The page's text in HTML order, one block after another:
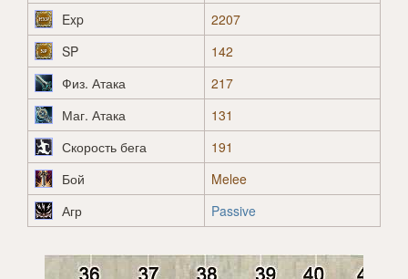
Exp
2207
SP
142
Физ. Атака
217
Маг. Атака
131
Скорость бега
191
Бой
Melee
Агр
Passive